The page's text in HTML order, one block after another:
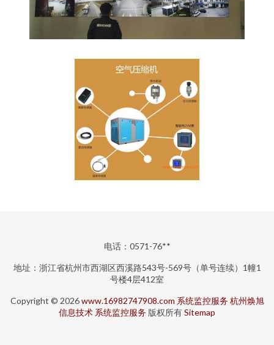
电话：0571-76**
地址：浙江省杭州市西湖区西溪路543号-569号（单号连续）1幢1
号楼4层412室
Copyright © 2026www.16982747908.com 系统监控服务 杭州焕旭
信息技术 系统监控服务 版权所有Sitemap